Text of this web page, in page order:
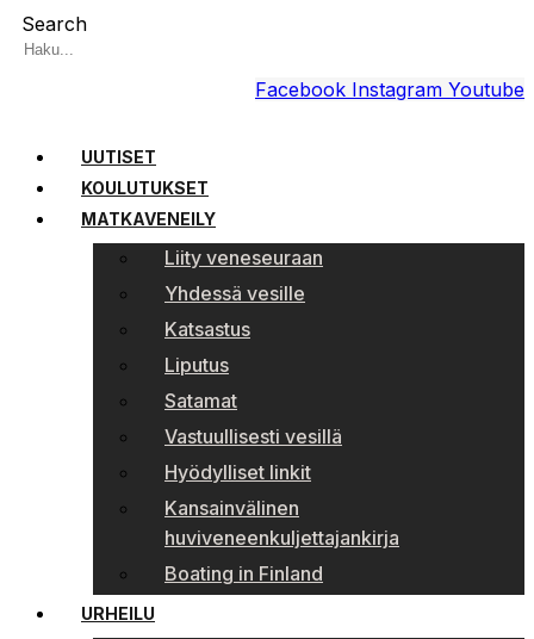
Search
Facebook Instagram Youtube
UUTISET
KOULUTUKSET
MATKAVENEILY
Liity veneseuraan
Yhdessä vesille
Katsastus
Liputus
Satamat
Vastuullisesti vesillä
Hyödylliset linkit
Kansainvälinen
huviveneenkuljettajankirja
Boating in Finland
URHEILU